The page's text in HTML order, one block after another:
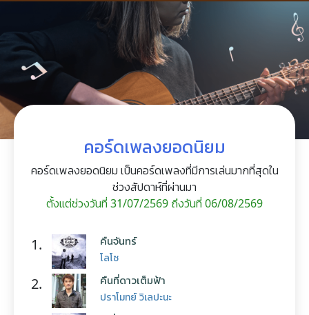
คอร์ดเพลงยอดนิยม
คอร์ดเพลงยอดนิยม เป็นคอร์ดเพลงที่มีการเล่นมากที่สุดใน
ช่วงสัปดาห์ที่ผ่านมา
ตั้งแต่ช่วงวันที่ 31/07/2569 ถึงวันที่ 06/08/2569
1. คืนจันทร์
โลโซ
2. คืนที่ดาวเต็มฟ้า
ปราโมทย์ วิเลปะนะ